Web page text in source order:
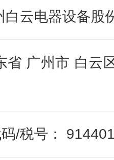
白云电器设备股
省 广州市 白云
/税号：